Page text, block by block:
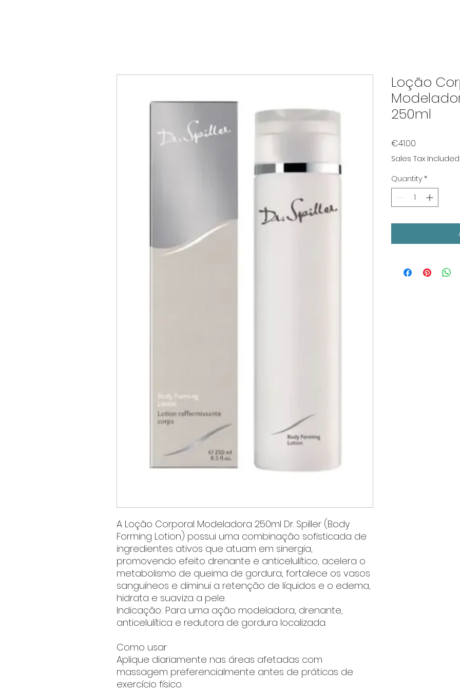
A Loção Corporal Modeladora 250ml Dr. Spiller (Body
Forming Lotion) possui uma combinação sofisticada de
ingredientes ativos que atuam em sinergia,
promovendo efeito drenante e anticelulítico, acelera o
metabolismo de queima de gordura, fortalece os vasos
sanguíneos e diminui a retenção de líquidos e o edema,
hidrata e suaviza a pele.
Indicação: Para uma ação modeladora, drenante,
anticelulítica e redutora de gordura localizada.
Como usar
Aplique diariamente nas áreas afetadas com
massagem preferencialmente antes de práticas de
exercício físico.
Loção
250ml
€41.00
Sales Tax Included
Quantity *